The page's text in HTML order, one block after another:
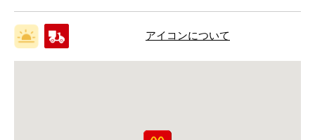
アイコンについて